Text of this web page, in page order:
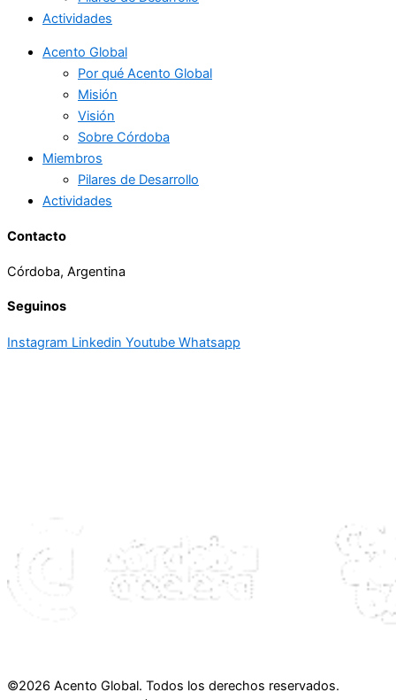
Actividades
Acento Global
Por qué Acento Global
Misión
Visión
Sobre Córdoba
Miembros
Pilares de Desarrollo
Actividades
Contacto
Córdoba, Argentina
Seguinos
Instagram Linkedin Youtube Whatsapp
©2026 Acento Global. Todos los derechos reservados.